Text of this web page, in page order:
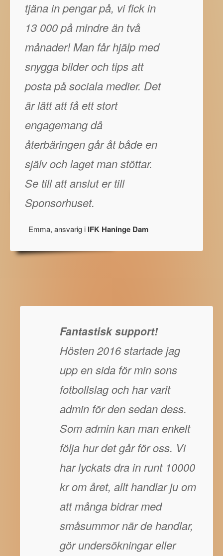
tjäna in pengar på, vi fick in
13 000 på mindre än två
månader! Man får hjälp med
snygga bilder och tips att
posta på sociala medier. Det
är lätt att få ett stort
engagemang då
återbäringen går åt både en
själv och laget man stöttar.
Se till att anslut er till
Sponsorhuset.
Emma, ansvarig i IFK Haninge Dam
Fantastisk support!
Hösten 2016 startade jag
upp en sida för min sons
fotbollslag och har varit
admin för den sedan dess.
Som admin kan man enkelt
följa hur det går för oss. Vi
har lyckats dra in runt 10000
kr om året, allt handlar ju om
att många bidrar med
småsummor när de handlar,
gör undersökningar eller